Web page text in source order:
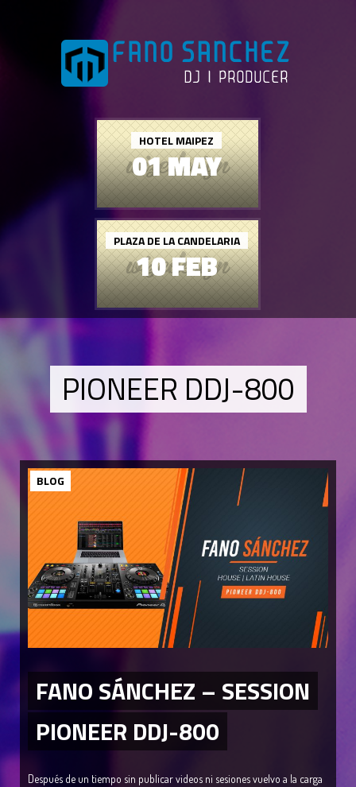
01 MAY
HOTEL MAIPEZ
10 FEB
PLAZA DE LA CANDELARIA
PIONEER DDJ-800
BLOG
FANO SÁNCHEZ – SESSION
PIONEER DDJ-800
Después de un tiempo sin publicar videos ni sesiones vuelvo a la carga